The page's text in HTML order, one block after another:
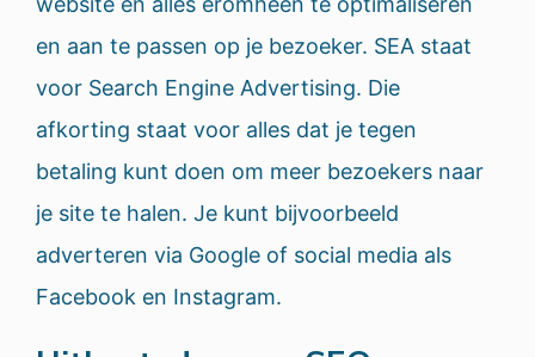
en aan te passen op je bezoeker. SEA staat
voor Search Engine Advertising. Die
afkorting staat voor alles dat je tegen
betaling kunt doen om meer bezoekers naar
je site te halen. Je kunt bijvoorbeeld
adverteren via Google of social media als
Facebook en Instagram.